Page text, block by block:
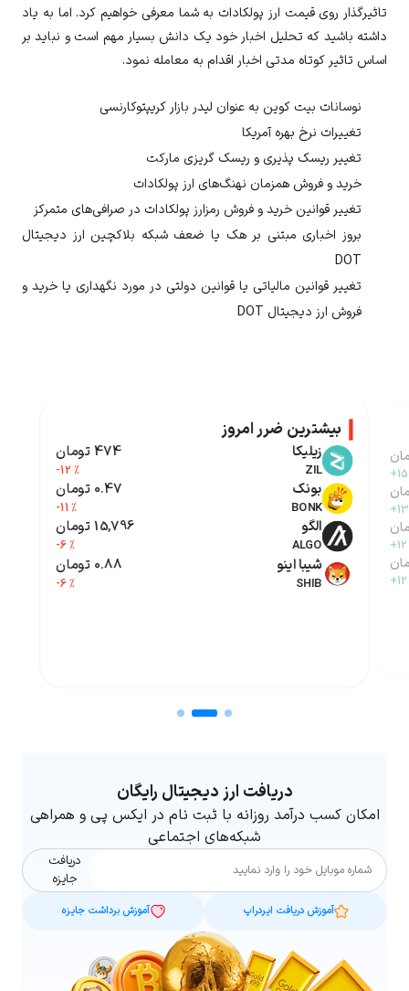
تاثیرگذار روی قیمت ارز پولکادات به شما معرفی خواهیم کرد. اما به یاد
داشته باشید که تحلیل اخبار خود یک دانش بسیار مهم است و نباید بر
اساس تاثیر کوتاه مدتی اخبار اقدام به معامله نمود.
نوسانات بیت کوین به عنوان لیدر بازار کریپتوکارنسی
تغییرات نرخ بهره آمریکا
تغییر ریسک پذیری و ریسک گریزی مارکت
خرید و فروش همزمان نهنگ‌های ارز پولکادات
تغییر قوانین خرید و فروش رمزارز پولکادات در صرافی‌های متمرکز
بروز اخباری مبتنی بر هک یا ضعف شبکه بلاکچین ارز دیجیتال
DOT
تغییر قوانین مالیاتی یا قوانین دولتی در مورد نگهداری یا خرید و
فروش ارز دیجیتال DOT
+15
+12
+12
بیشترین ضرر امروز
زیلیکا
ZIL
474 تومان
-12 %
بونک
BONK
0.47 تومان
-11 %
الگو
ALGO
15,796 تومان
-6 %
شیبا اینو
SHIB
0.88 تومان
-6 %
دریافت ارز دیجیتال رایگان
امکان کسب درآمد روزانه با ثبت نام در ایکس پی و همراهی
شبکه‌های اجتماعی
شماره موبایل
دریافت
جایزه
آموزش دریافت ایردراپ آموزش برداشت جایزه